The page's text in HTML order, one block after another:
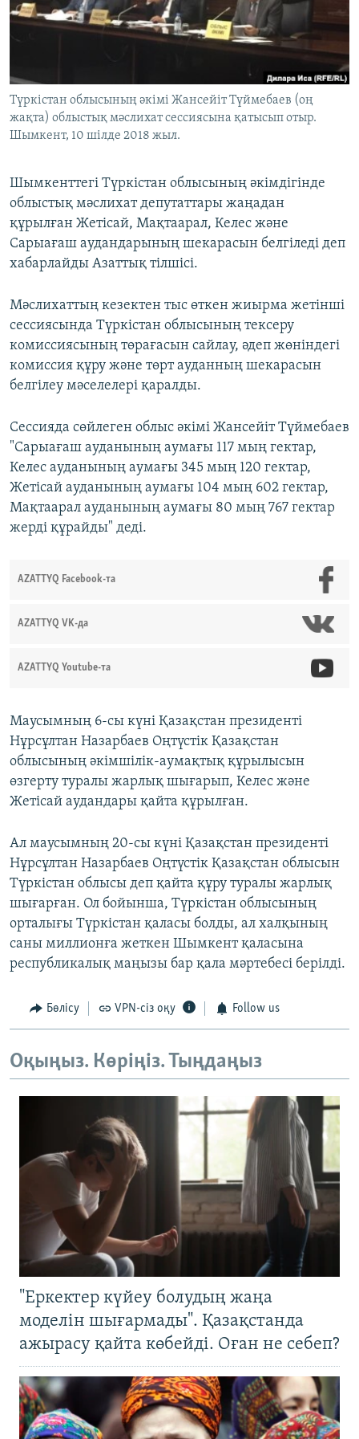
ЖАЗЫЛЫҢЫЗ
Басқа тілдерде
Түркістан облысының әкімі Жансейіт Түймебаев (оң
жақта) облыстық мәслихат сессиясына қатысып отыр.
Шымкент, 10 шілде 2018 жыл.
Шымкенттегі Түркістан облысының әкімдігінде
облыстық мәслиxат депутаттары жаңадан
құрылған Жетісай, Мақтаарал, Келес және
Сарыағаш аудандарының шекарасын белгіледі деп
xабарлайды Азаттық тілшісі.
Мәслихаттың кезектен тыс өткен жиырма жетінші
сессиясында Түркістан облысының тексеру
комиссиясының төрағасын сайлау, әдеп жөніндегі
комиссия құру және төрт ауданның шекарасын
белгілеу мәселелері қаралды.
Сессияда сөйлеген облыс әкімі Жансейіт Түймебаев
"Сарыағаш ауданының аумағы 117 мың гектар,
Келес ауданының аумағы 345 мың 120 гектар,
Жетісай ауданының аумағы 104 мың 602 гектар,
Мақтаарал ауданының аумағы 80 мың 767 гектар
жерді құрайды" деді.
AZATTYQ Facebook-та
AZATTYQ VK-да
AZATTYQ Youtube-та
Маусымның 6-сы күні Қазақстан президенті
Нұрсұлтан Назарбаев Оңтүстік Қазақстан
облысының әкімшілік-аумақтық құрылысын
өзгерту туралы жарлық шығарып, Келес және
Жетісай аудандары қайта құрылған.
Ал маусымның 20-сы күні Қазақстан президенті
Нұрсұлтан Назарбаев Оңтүстік Қазақстан облысын
Түркістан облысы деп қайта құру туралы жарлық
шығарған. Ол бойынша, Түркістан облысының
орталығы Түркістан қаласы болды, ал халқының
саны миллионға жеткен Шымкент қаласына
республикалық маңызы бар қала мәртебесі берілді.
Бөлісу VPN-сіз оқу Follow us
Оқыңыз. Көріңіз. Тыңдаңыз
"Еркектер күйеу болудың жаңа
моделін шығармады". Қазақстанда
ажырасу қайта көбейді. Оған не себеп?